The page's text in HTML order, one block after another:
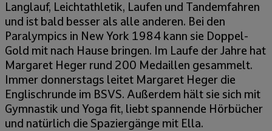
Langlauf, Leichtathletik, Laufen und Tandemfahren
und ist bald besser als alle anderen. Bei den
Paralympics in New York 1984 kann sie Doppel-
Gold mit nach Hause bringen. Im Laufe der Jahre hat
Margaret Heger rund 200 Medaillen gesammelt.
Immer donnerstags leitet Margaret Heger die
Englischrunde im BSVS. Außerdem hält sie sich mit
Gymnastik und Yoga fit, liebt spannende Hörbücher
und natürlich die Spaziergänge mit Ella.